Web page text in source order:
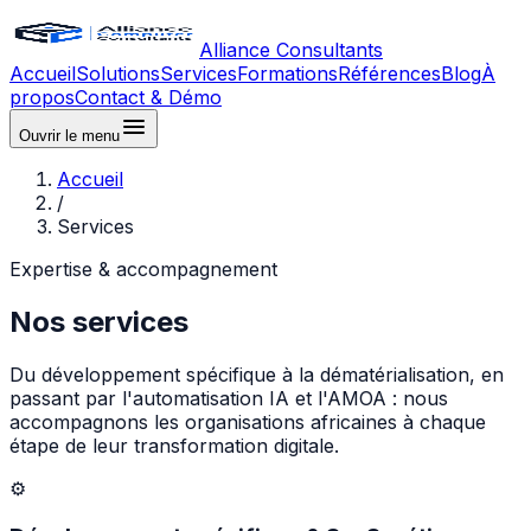
Alliance Consultants
AccueilSolutionsServicesFormationsRéférencesBlogÀ
proposContact & Démo
Ouvrirle menu
Accueil
/
Services
Expertise & accompagnement
Nos services
Du développement spécifique à la dématérialisation, en
passant par l'automatisation IA et l'AMOA : nous
accompagnons les organisations africaines à chaque
étape de leur transformation digitale.
⚙️